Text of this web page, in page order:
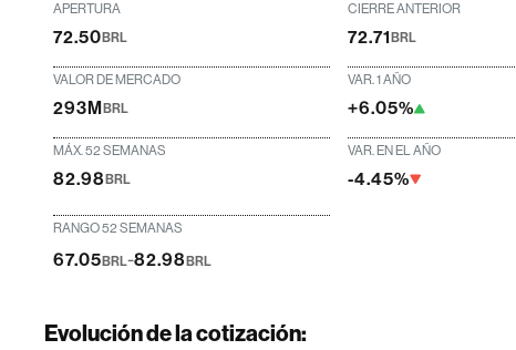
APERTURA
72.50BRL
CIERRE ANTERIOR
72.71BRL
VALOR DE MERCADO
293MBRL
VAR. 1 AÑO
+6.05%
MÁX. 52 SEMANAS
82.98BRL
VAR. EN EL AÑO
-4.45%
RANGO 52 SEMANAS
67.05BRL-82.98BRL
Evolución de la cotización: